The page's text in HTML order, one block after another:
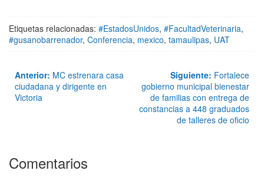
Etiquetas relacionadas: #EstadosUnidos, #FacultadVeterinaria,
#gusanobarrenador, Conferencia, mexico, tamaulipas, UAT
Anterior: MC estrenara casa
ciudadana y dirigente en
Victoria
Siguiente: Fortalece
gobierno municipal bienestar
de familias con entrega de
constancias a 448 graduados
de talleres de oficio
Comentarios